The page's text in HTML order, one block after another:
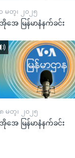
မတ္၊ ၂၀၂၅
အေ မြန်မာနံနက်ခင်း
၈ မတ္၊ ၂၀၂၅
အေ မြန်မာနံနက်ခင်း